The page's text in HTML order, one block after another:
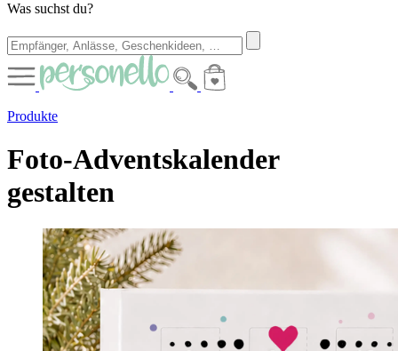
Was suchst du?
Produkte
Foto-Adventskalender
gestalten